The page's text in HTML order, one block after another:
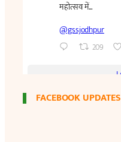
FACEBOOK UPDATES